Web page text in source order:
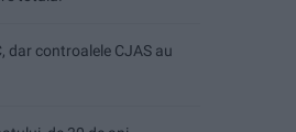
dar controalele CJAS au